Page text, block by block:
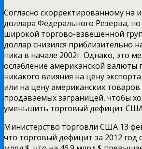
Согласно скорректированному на
доллара Федерального Резерва,
широкой торгово-взвешенной
доллар снизился приблизительно
пика в начале 2002г. Однако, это
ослабление американской валюты
никакого влияния на цену
или на цену американских товаров
продаваемых заграницей, чтобы
уменьшить торговый дефицит
Министерство торговли США 13
что торговый дефицит за 2012 год